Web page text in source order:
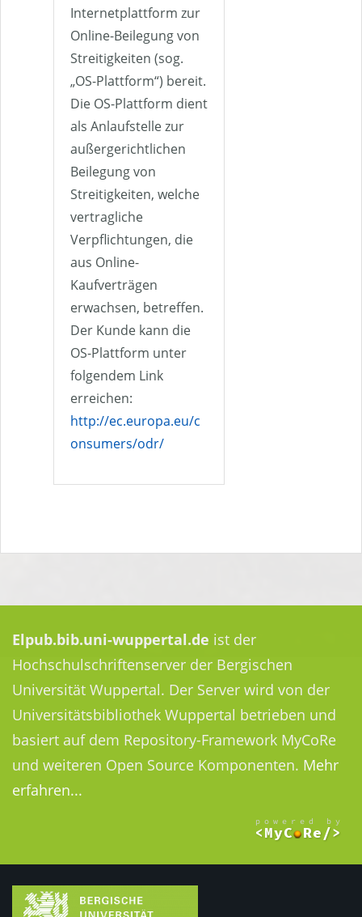
Internetplattform zur
Online-Beilegung von
Streitigkeiten (sog.
„OS-Plattform“) bereit.
Die OS-Plattform dient
als Anlaufstelle zur
außergerichtlichen
Beilegung von
Streitigkeiten, welche
vertragliche
Verpflichtungen, die
aus Online-
Kaufverträgen
erwachsen, betreffen.
Der Kunde kann die
OS-Plattform unter
folgendem Link
erreichen:
http://ec.europa.eu/c
onsumers/odr/
Elpub.bib.uni-wuppertal.de ist der
Hochschulschriftenserver der Bergischen
Universität Wuppertal. Der Server wird von der
Universitätsbibliothek Wuppertal betrieben und
basiert auf dem Repository-Framework MyCoRe
und weiteren Open Source Komponenten. Mehr
erfahren...